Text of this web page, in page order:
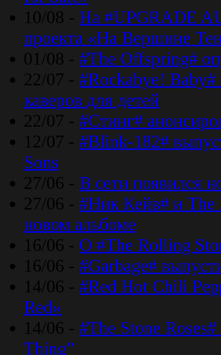
10/08 - На #UPGRADE
проекта «На Вершине
01/08 - #The Offspring#
22/07 - #Rockabye!
каверов для детей
22/07 - #Стинг#
12/07 - #Blink-182#
Sons
27/06 - В сети появился
27/06 - #Ник Кейв# и The
новом альбоме
16/06 - О #The Rolling
16/06 - #Garbage#
14/06 - #Red Hot Chili
Red»
14/06 - #The Stone
Thing”